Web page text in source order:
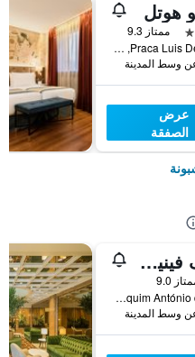
هوتل
ممتاز 9.3
Praca Luis De Camoes 2, لشبونة, محافظة لشبونة, البرتغال
عرض
الصفقة
إتش إف فينيكس ميوزيك
9.0
Rua Joaquim António de Aguiar, 5, لشبونة, محافظة لشبونة, البرتغال